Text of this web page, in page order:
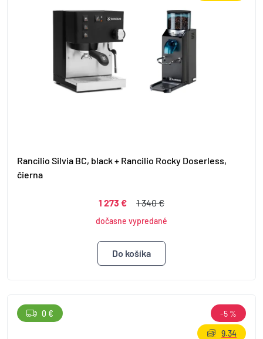
Rancilio Silvia BC, black + Rancilio Rocky Doserless,
čierna
1 273 € 1 340 €
dočasne vypredané
0 €
-5 %
9.34